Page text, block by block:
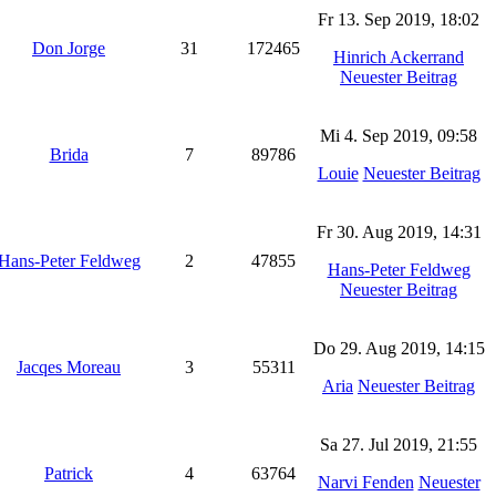
Don Jorge 31 172465
Fr 13. Sep 2019, 18:02
Hinrich Ackerrand
Neuester Beitrag
Brida 7 89786
Mi 4. Sep 2019, 09:58
Louie Neuester Beitrag
Peter Feldweg 2 47855
Fr 30. Aug 2019, 14:31
Hans-Peter Feldweg
Neuester Beitrag
Jacqes Moreau 3 55311
Do 29. Aug 2019, 14:15
Aria Neuester Beitrag
Patrick 4 63764
Sa 27. Jul 2019, 21:55
Narvi Fenden Neuester